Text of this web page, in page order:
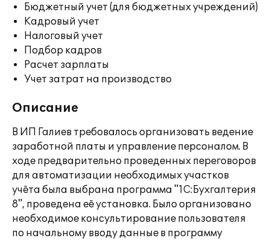
Бюджетный учет (для бюджетных учреждений)
Кадровый учет
Налоговый учет
Подбор кадров
Расчет зарплаты
Учет затрат на производство
Описание
В ИП Галиев требовалось организовать ведение
заработной платы и управление персоналом. В
ходе предварительно проведенных переговоров
для автоматизации необходимых участков
учёта была выбрана программа "1С:Бухгалтерия
8", проведена её установка. Было организовано
необходимое консультирование пользователя
по начальному вводу данные в программу